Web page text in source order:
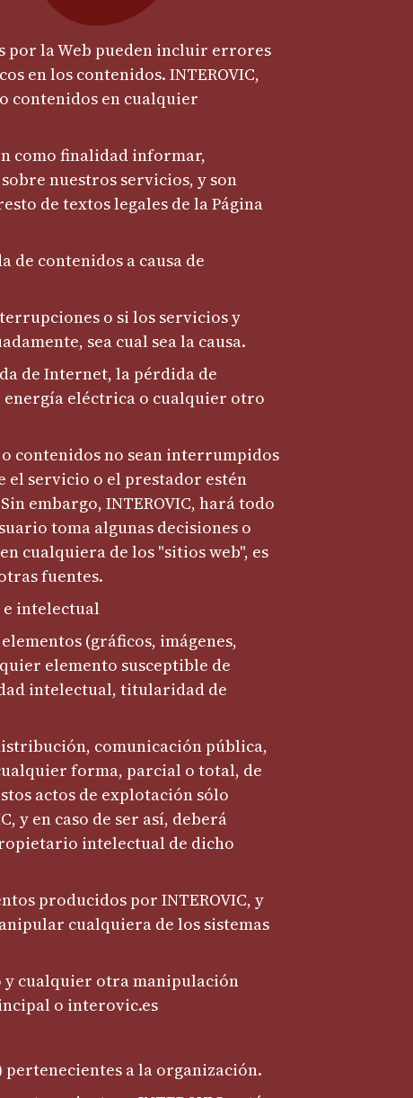
por la Web pueden incluir errores
en los contenidos. INTEROVIC,
contenidos en cualquier
como finalidad informar,
nuestros servicios, y son
de textos legales de la Página
de contenidos a causa de
o si los servicios y
sea cual sea la causa.
de Internet, la pérdida de
energía eléctrica o cualquier otro
contenidos no sean interrumpidos
el servicio o el prestador estén
embargo, INTEROVIC, hará todo
toma algunas decisiones o
cualquiera de los "sitios web", es
fuentes.
intelectual
(gráficos, imágenes,
elemento susceptible de
intelectual, titularidad de
comunicación pública,
forma, parcial o total, de
actos de explotación sólo
y en caso de ser así, deberá
intelectual de dicho
producidos por INTEROVIC, y
cualquiera de los sistemas
y cualquier otra manipulación
o interovic.es
a la organización.